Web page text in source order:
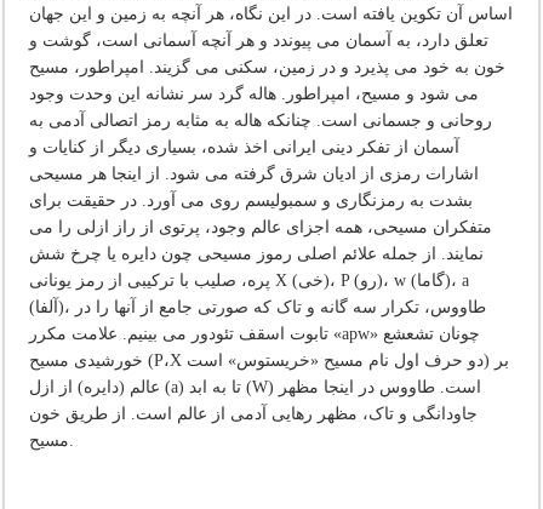
اساس آن تکوین یافته است. در این نگاه، هر آنچه به زمین و این جهان
تعلق دارد، به آسمان می پیوندد و هر آنچه آسمانی است، گوشت و
خون به خود می پذیرد و در زمین، سکنی می گزیند. امپراطور، مسیح
می شود و مسیح، امپراطور. هاله گرد سر نشانه این وحدت وجود
روحانی و جسمانی است. چنانکه هاله به مثابه رمز اتصالی آدمی به
آسمان از تفکر دینی ایرانی اخذ شده، بسیاری دیگر از کنایات و
اشارات رمزی از ادیان شرق گرفته می شود. از اینجا هر مسیحی
بشدت به رمزنگاری و سمبولیسم روی می آورد. در حقیقت برای
متفکران مسیحی، همه اجزای عالم وجود، پرتوی از راز ازلی را می
نمایند. از جمله علائم اصلی رموز مسیحی چون دایره یا چرخ شش
پره، صلیب با ترکیبی از رمز یونانی X (خی)، P (رو)، w (گاما)، a
(آلفا)، طاووس، تکرار سه گانه و تاک که صورتی جامع از آنها را در
تابوت اسقف تئودور می بینیم. علامت مکرر «apw» چونان تشعشع
خورشیدی مسیح (P،X دو حرف اول نام مسیح «خریستوس» است) بر
عالم (دایره) از ازل (a) تا به ابد (W) است. طاووس در اینجا مظهر
جاودانگی و تاک، مظهر رهایی آدمی از عالم است. از طریق خون
مسیح.